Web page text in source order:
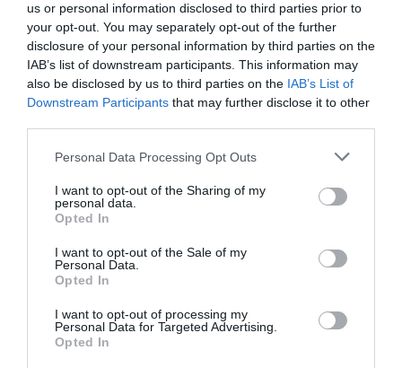
us or personal information disclosed to third parties prior to
your opt-out. You may separately opt-out of the further
disclosure of your personal information by third parties on the
IAB’s list of downstream participants. This information may
also be disclosed by us to third parties on the IAB’s List of
Downstream Participants that may further disclose it to other
Please note that this website/app uses one or more Google
not limited to your visit or usage behaviour. You may click to
grant or deny consent to Google and its third-party tags to
use your data for below specified purposes in below Google
consent section.
Personal Data Processing Opt Outs
I want to opt-out of the Sharing of my
personal data.
Opted In
I want to opt-out of the Sale of my
Personal Data.
Opted In
I want to opt-out of processing my
Personal Data for Targeted Advertising.
Opted In
4 atracții globale care ar putea dispărea în 10
Există câteva locuri pe Pământ care, din diverse
MAPAMOND